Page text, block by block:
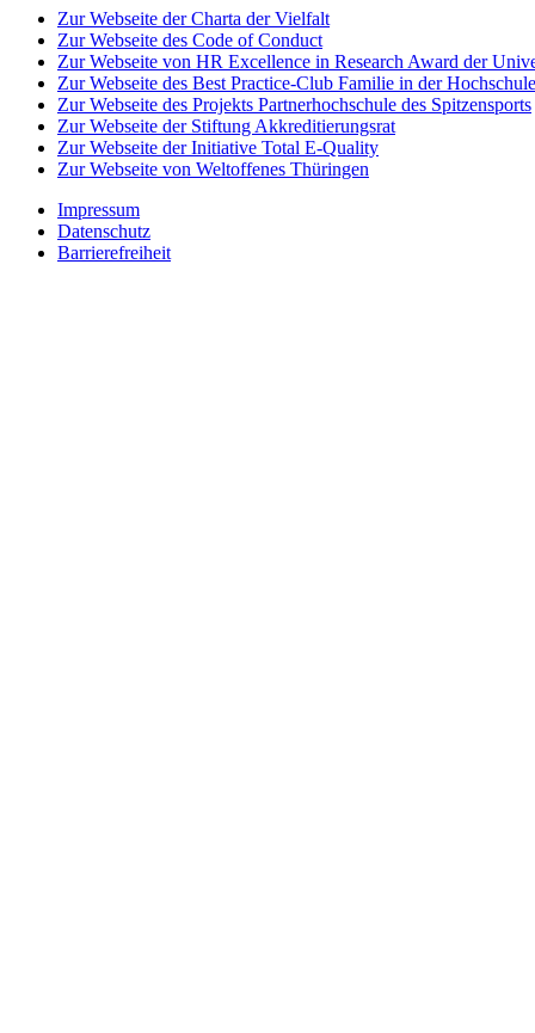
Zur Webseite der Charta der Vielfalt
Zur Webseite des Code of Conduct
Zur Webseite von HR Excellence in Research Award der
Zur Webseite des Best Practice-Club Familie in der Hochschule
Zur Webseite des Projekts Partnerhochschule des Spitzensports
Zur Webseite der Stiftung Akkreditierungsrat
Zur Webseite der Initiative Total E-Quality
Zur Webseite von Weltoffenes Thüringen
Impressum
Datenschutz
Barrierefreiheit